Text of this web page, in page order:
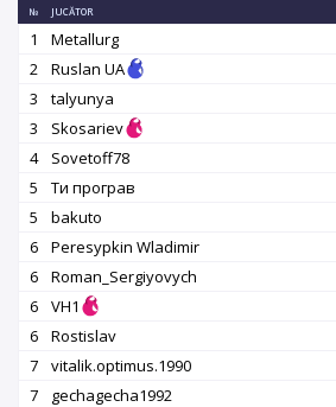
№ JUCĂTOR
1 Metallurg
2
Ruslan UA
3
talyunya
3
Skosariev
4
Sovetoff78
5
Ти програв
5
bakuto
6
Peresypkin Wladimir
6
Roman_Sergiyovych
6
VH1
6
Rostislav
7
vitalik.optimus.1990
7
gechagecha1992